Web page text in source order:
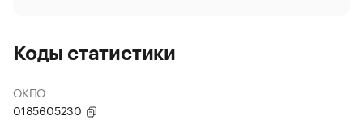
Коды статистики
ОКПО
0185605230